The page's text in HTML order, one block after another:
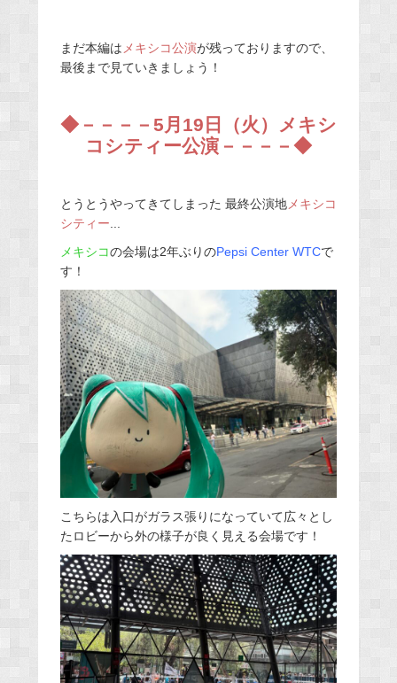
まだ本編は メキシコ公演が残っておりますので、
最後まで見ていきましょう！
◆－－－－5月19日（火）メキシ
コシティー公演－－－－◆
とうとうやってきてしまった 最終公演地メキシコ
シティー
メキシコの会場は2年ぶりのPepsi Center WTCで
す！
こちらは入口がガラス張りになっていて広々とし
たロビーから外の様子が良く見える会場です！